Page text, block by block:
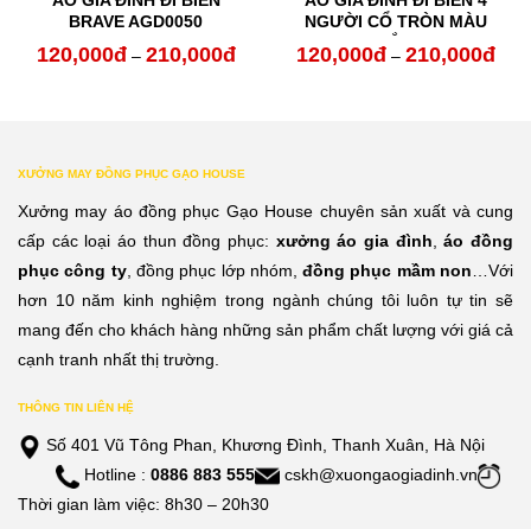
BRAVE AGD0050
120,000đ – 210,000đKhoảng
210,000đ
NGƯỜI CỔ TRÒN MÀU
TRẮNG
120,000đ – 210,000đ
XƯỞNG MAY ĐỒNG PHỤC GẠO HOUSE
Xưởng may áo đồng phục Gạo House chuyên sản xuất và cung
cấp các loại áo thun đồng phục: xưởng áo gia đình ,áo đồng
phục công ty, đồng phục lớp nhóm,đồng phục mầm non …Với
hơn 10 năm kinh nghiệm trong ngành chúng tôi luôn tự tin sẽ
mang đến cho khách hàng những sản phẩm chất lượng với giá cả
cạnh tranh nhất thị trường.
THÔNG TIN LIÊN HỆ
Số 401 Vũ Tông Phan, Khương Đình, Thanh Xuân, Hà Nội
Hotline : 0886 883 555
cskh@xuongaogiadinh.vn
Thời gian làm việc: 8h30 – 20h30